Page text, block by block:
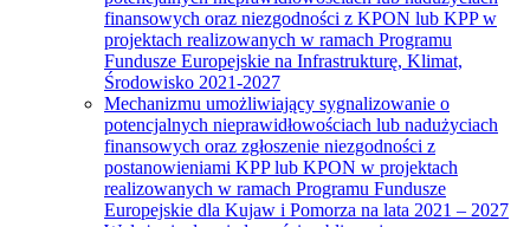
finansowych oraz niezgodności z KPON lub KPP w
projektach realizowanych w ramach Programu
Fundusze Europejskie na Infrastrukturę, Klimat,
Środowisko 2021-2027
Mechanizmu umożliwiający sygnalizowanie o
potencjalnych nieprawidłowościach lub nadużyciach
finansowych oraz zgłoszenie niezgodności z
postanowieniami KPP lub KPON w projektach
realizowanych w ramach Programu Fundusze
Europejskie dla Kujaw i Pomorza na lata 2021 – 2027